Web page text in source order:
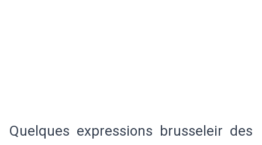
Quelques expressions brusseleir des